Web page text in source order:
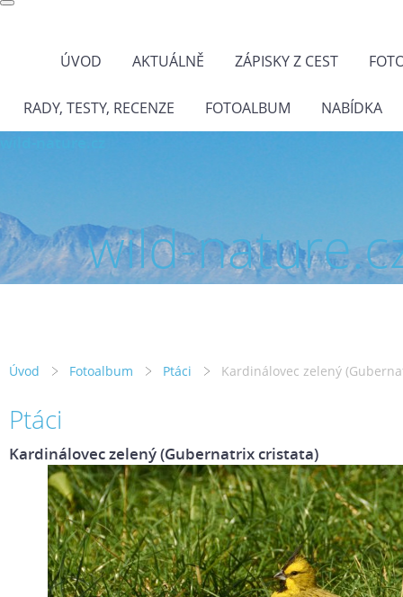
ÚVOD AKTUÁLNĚ ZÁPISKY Z CEST
RADY, TESTY, RECENZE FOTOALBUM NABÍDKA
wild-
Úvod Fotoalbum Ptáci Kardinálovec zelený
Ptáci
Kardinálovec zelený (Gubernatrix cristata)